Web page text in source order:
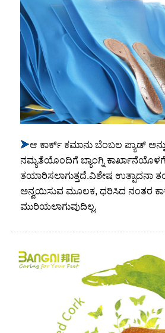
➤ಆ ಕಾರ್ಕ್ ಕಮಾನು ಬೆಂಬಲ ಪ್ಯಾಡ್
ನಮ್ಯತೆಯೊಂದಿಗೆ ಬ್ಯಾಂಗ್ನಿ ಕಾರ್ಖಾನೆಯೊಳಗೆ
ತಯಾರಿಸಲಾಗುತ್ತದೆ.ವಿಶೇಷ ಉತ್ಪಾದನಾ
ಅನ್ವಯಿಸುವ ಮೂಲಕ, ಧರಿಸಿದ ನಂತರ
ಮುರಿಯಲಾಗುವುದಿಲ್ಲ.